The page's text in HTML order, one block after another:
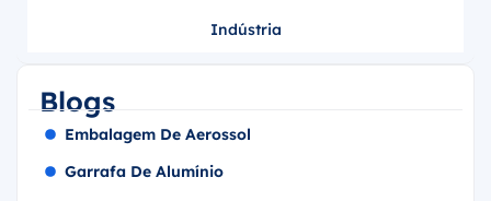
Indústria
Blogs
Embalagem De Aerossol
Garrafa De Alumínio